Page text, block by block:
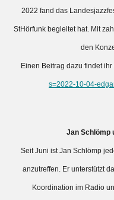
2022 fand das
StHörfunk begleitet hat. Mit
den
Einen Beitrag dazu findet ihr
s=2022-10-04-
Jan Schlömp
Seit Juni ist Jan Schlömp
anzutreffen. Er unterstützt
Koordination im Radio